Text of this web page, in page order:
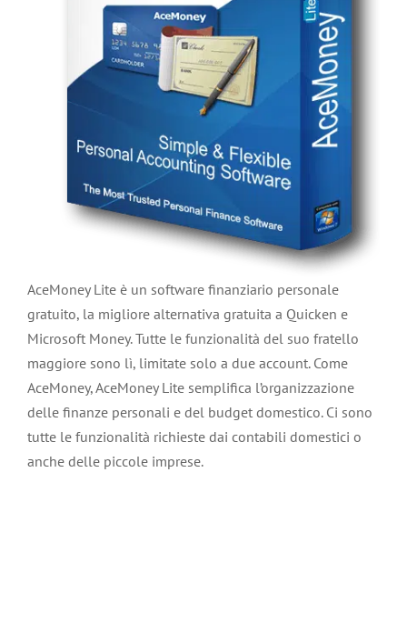
AceMoney Lite è un software finanziario personale
gratuito, la migliore alternativa gratuita a Quicken e
Microsoft Money. Tutte le funzionalità del suo fratello
maggiore sono lì, limitate solo a due account. Come
AceMoney, AceMoney Lite semplifica l’organizzazione
delle finanze personali e del budget domestico. Ci sono
tutte le funzionalità richieste dai contabili domestici o
anche delle piccole imprese.